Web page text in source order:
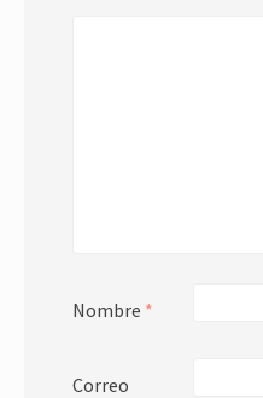
Nombre *
Correo